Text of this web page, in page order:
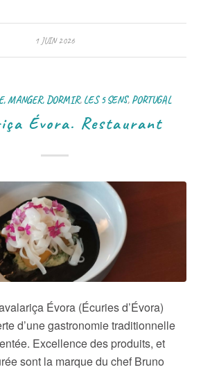
1 JUIN 2026
MANGER, DORMIR, LES 5 SENS, PORTUGAL
Évora. Restaurant
Évora (Écuries d’Évora)
d’une gastronomie traditionnelle
Excellence des produits, et
sont la marque du chef Bruno